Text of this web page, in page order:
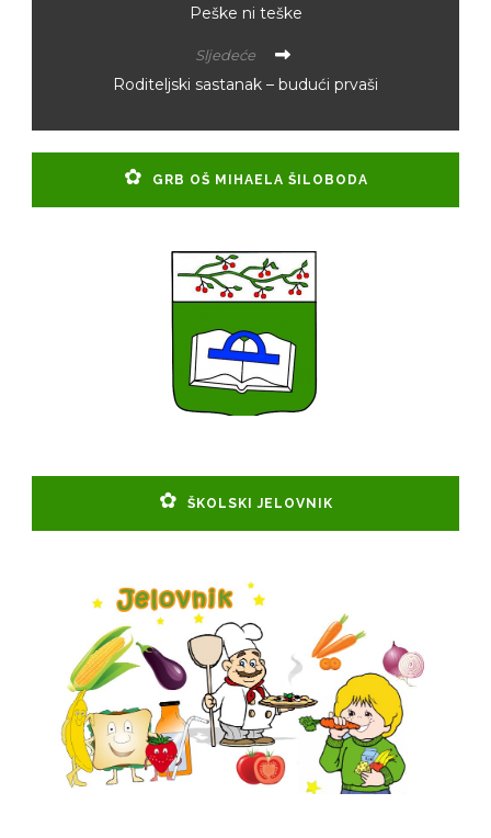
Peške ni teške
Sljedeće
Roditeljski sastanak – budući prvaši
GRB OŠ MIHAELA ŠILOBODA
ŠKOLSKI JELOVNIK